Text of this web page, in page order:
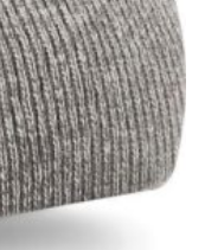
du
produit